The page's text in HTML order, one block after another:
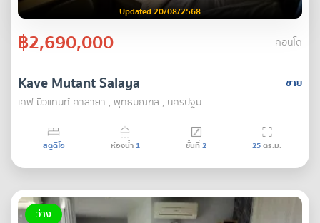
Updated 20/08/2568
฿2,690,000 คอนโด
ขาย
Kave Mutant Salaya
เคฟ มิวแทนท์ ศาลายา , พุทธมณฑล , นครปฐม
สตูดิโอ ห้องน้ำ 1 ชั้นที่2 25ตร.ม.
ว่าง